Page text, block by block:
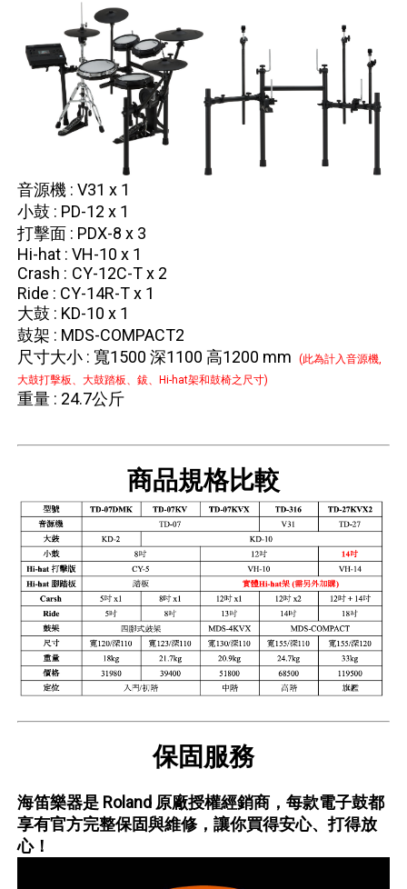
音源機 : V31 x 1
小鼓 : PD-12 x 1
打擊面 : PDX-8 x 3
Hi-hat : VH-10 x 1
Crash : CY-12C-T x 2
Ride : CY-14R-T x 1
大鼓 : KD-10 x 1
鼓架 : MDS-COMPACT2
尺寸大小 : 寬1500 深1100 高1200 mm(此為計入音源機,
大鼓打擊板、大鼓踏板、鈸、Hi-hat架和鼓椅之尺寸)
重量 : 24.7公斤
商品規格比較
保固服務
海笛樂器是 Roland 原廠授權經銷商，每款電子鼓都
享有官方完整保固與維修，讓你買得安心、打得放
心！